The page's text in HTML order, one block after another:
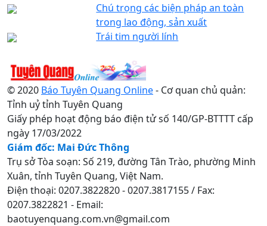
Chú trọng các biện pháp an toàn
trong lao động, sản xuất
Trái tim người lính
© 2020 Báo Tuyên Quang Online- Cơ quan chủ quản:
Tỉnh uỷ tỉnh Tuyên Quang
Giấy phép hoạt động báo điện tử số 140/GP-BTTTT cấp
ngày 17/03/2022
Giám đốc: Mai Đức Thông
Trụ sở Tòa soạn: Số 219, đường Tân Trào, phường Minh
Xuân, tỉnh Tuyên Quang, Việt Nam.
Điện thoại: 0207.3822820 - 0207.3817155 / Fax:
0207.3822821 - Email:
baotuyenquang.com.vn@gmail.com